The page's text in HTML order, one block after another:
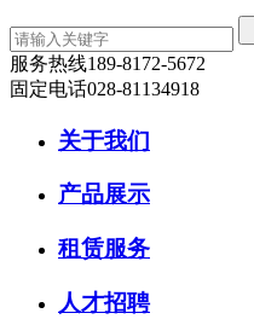
服务热线189-8172-5672
固定电话028-81134918
关于我们
产品展示
租赁服务
人才招聘